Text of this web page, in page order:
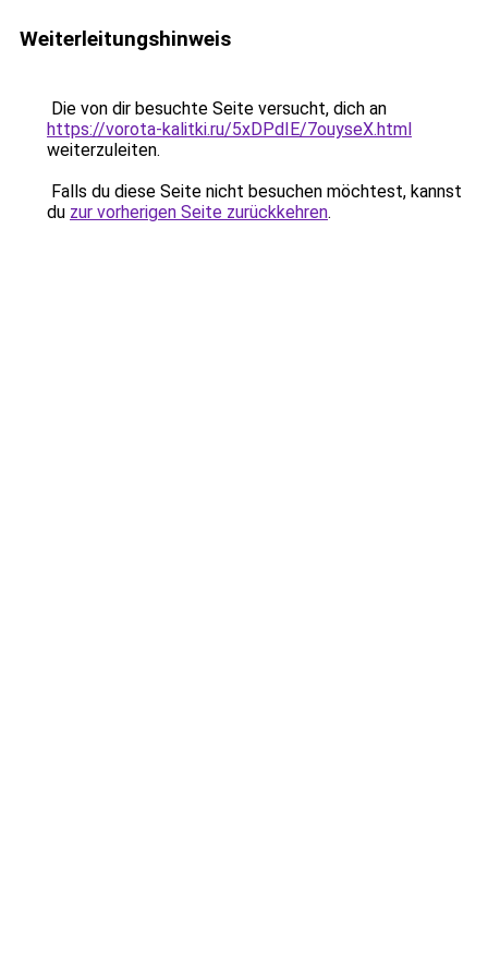
Weiterleitungshinweis
Die von dir besuchte Seite versucht, dich an
https://vorota-kalitki.ru/5xDPdIE/7ouyseX.html
weiterzuleiten.
Falls du diese Seite nicht besuchen möchtest, kannst
du zur vorherigen Seite zurückkehren.